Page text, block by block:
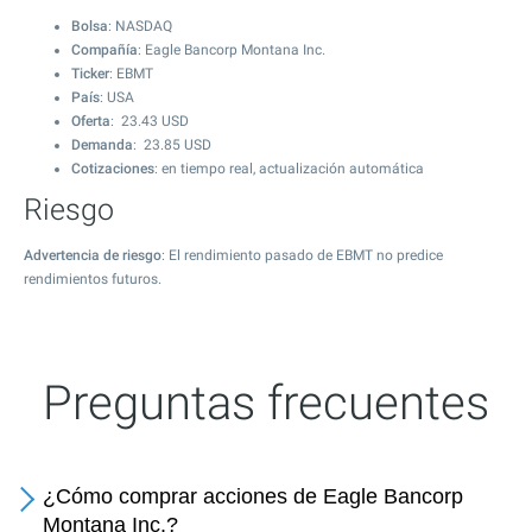
Bolsa: NASDAQ
Compañía: Eagle Bancorp Montana Inc.
Ticker: EBMT
País: USA
Oferta: 23.43 USD
Demanda: 23.85 USD
Cotizaciones: en tiempo real, actualización automática
Riesgo
Advertencia de riesgo: El rendimiento pasado de EBMT no predice
rendimientos futuros.
Preguntas frecuentes
¿Cómo comprar acciones de Eagle Bancorp
Montana Inc.?